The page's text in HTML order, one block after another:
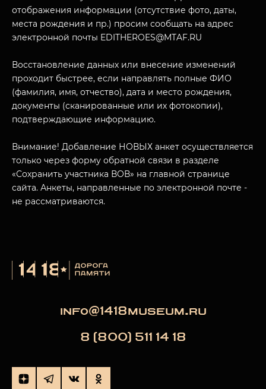
МУЗЕЙНЫЙ КОМПЛЕКС
ПОСЕТИТЕЛЯМ
НАЗАД
отображения информации (отсутствие фото, даты,
места рождения и пр.) просим сообщать на адрес
электронной почты EDITHEROES@MTAF.RU
Восстановление данных или внесение изменений
проходит быстрее, если направлять полные ФИО
(фамилия, имя, отчество), дата и место рождения,
документы (сканированные или их фотокопии),
подтверждающие информацию.
Внимание! Добавление НОВЫХ анкет осуществляется
только через форму обратной связи в разделе
«Сохранить участника ВОВ» на главной странице
сайта. Анкеты, направленные по электронной почте -
не рассматриваются.
info@1418museum.ru
8 (800) 511 14 18